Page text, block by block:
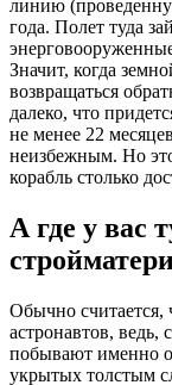
линию
года. Полет туда
Значит, когда
возвращаться
далеко, что
не менее 22
неизбежным. Но
корабль столько
А где у вас
Обычно
астронавтов,
побывают именно
укрытых толстым